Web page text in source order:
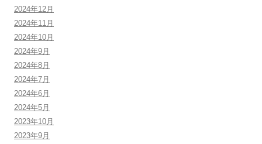
2024年12月
2024年11月
2024年10月
2024年9月
2024年8月
2024年7月
2024年6月
2024年5月
2023年10月
2023年9月